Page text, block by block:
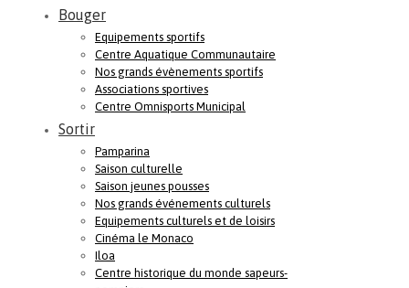
Bouger
Equipements sportifs
Centre Aquatique Communautaire
Nos grands évènements sportifs
Associations sportives
Centre Omnisports Municipal
Sortir
Pamparina
Saison culturelle
Saison jeunes pousses
Nos grands événements culturels
Equipements culturels et de loisirs
Cinéma le Monaco
Iloa
Centre historique du monde sapeurs-